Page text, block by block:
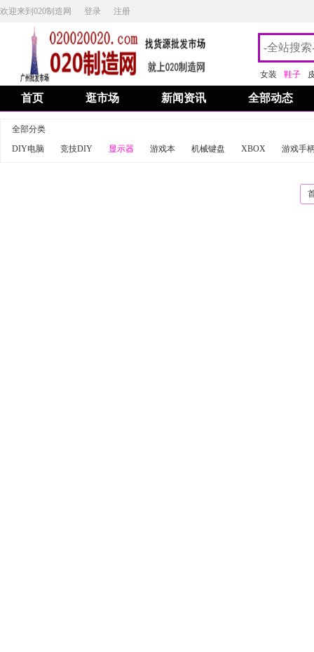
欢迎来到020制造网 登录 注册
女装 鞋子
首页 逛市场 新闻资讯 全部动态
全部分类
DIY电脑
竞技DIY 显示器 游戏本 机械键盘 XBOX 游戏手